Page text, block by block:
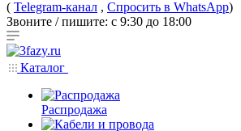
( Telegram-канал , Спросить в WhatsApp)
Звоните / пишите: с 9:30 до 18:00
Каталог
Распродажа